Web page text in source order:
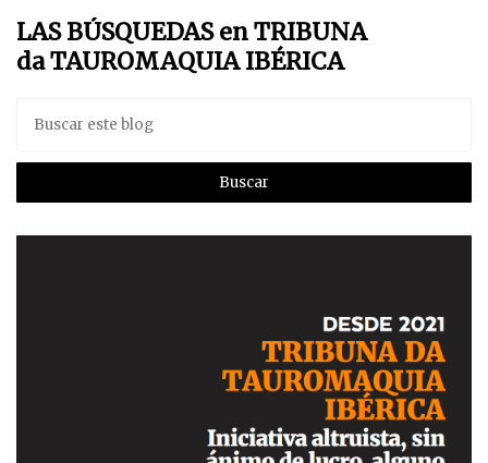
LAS BÚSQUEDAS en TRIBUNA
da TAUROMAQUIA IBÉRICA